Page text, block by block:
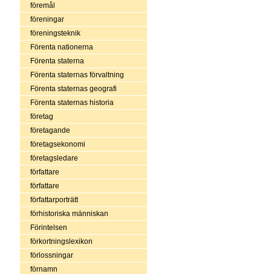
föremål
föreningar
föreningsteknik
Förenta nationerna
Förenta staterna
Förenta staternas förvaltning
Förenta staternas geografi
Förenta staternas historia
företag
företagande
företagsekonomi
företagsledare
författare
författare
författarporträtt
förhistoriska människan
Förintelsen
förkortningslexikon
förlossningar
förnamn